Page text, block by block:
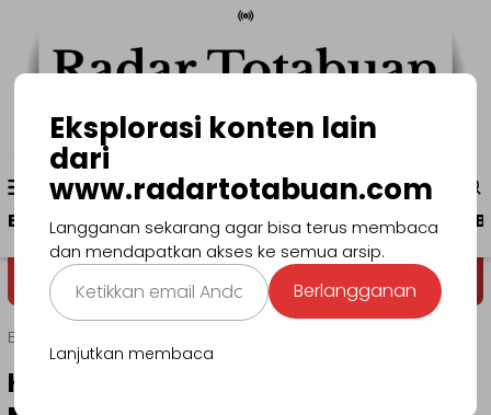
konten
Menu
Mobile
www.radartotabuan.com
Beranda Kotamobagu Bolmong Boltim
Dega' Niondon Selamat Datang di
Beranda
Koran Digital: Edisi Jumat, 29
Eksplorasi konten lain
dari
www.radartotabuan.com
Langganan sekarang agar bisa terus membaca
dan mendapatkan akses ke semua arsip.
Ketikkan
email
Anda...
Berlangganan
Lanjutkan membaca